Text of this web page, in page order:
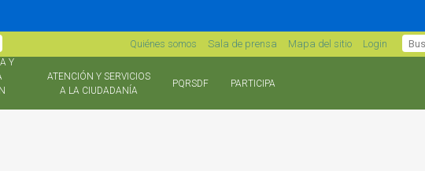
Quiénes somos Sala de prensa Mapa del sitio Login
Y
ATENCIÓN Y SERVICIOS
A LA CIUDADANÍA
PQRSDF PARTICIPA